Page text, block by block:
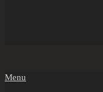
Secondary
Menu